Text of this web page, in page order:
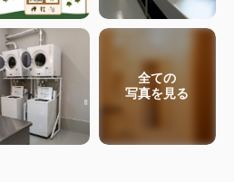
全ての
写真を見る